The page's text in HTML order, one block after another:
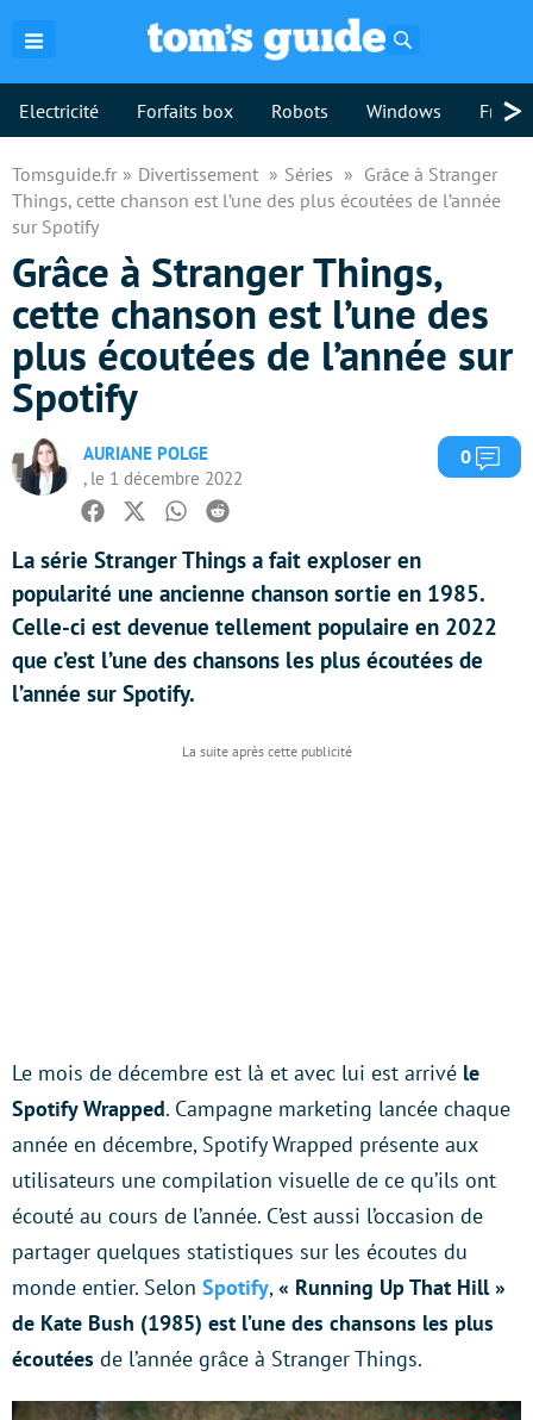
Electricité Forfaits box Robots Windows >
Tomsguide.fr Divertissement Séries
Grâce à Stranger
Things, cette chanson est l’une des plus écoutées de l’année
sur Spotify
Grâce à Stranger Things,
cette chanson est l’une des
plus écoutées de l’année sur
Spotify
AURIANE POLGE
, le 1 décembre 2022
0
Facebook
TwitterWhatsapp
Reddit
La série Stranger Things a fait exploser en
popularité une ancienne chanson sortie en 1985.
Celle-ci est devenue tellement populaire en 2022
que c’est l’une des chansons les plus écoutées de
l’année sur Spotify.
Le mois de décembre est là et avec lui est arrivé le
Spotify Wrapped. Campagne marketing lancée chaque
année en décembre, Spotify Wrapped présente aux
utilisateurs une compilation visuelle de ce qu’ils ont
écouté au cours de l’année. C’est aussi l’occasion de
partager quelques statistiques sur les écoutes du
monde entier. Selon Spotify,« Running Up That Hill »
de Kate Bush (1985) est l’une des chansons les plus
écoutées de l’année grâce à Stranger Things.